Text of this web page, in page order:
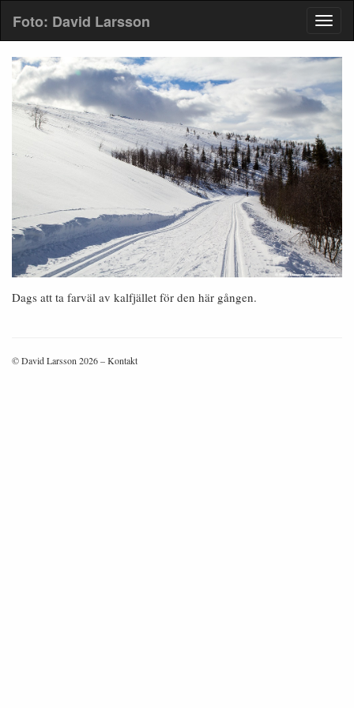
Foto: David Larsson
Dags att ta farväl av kalfjället för den här gången.
© David Larsson 2026 –Kontakt